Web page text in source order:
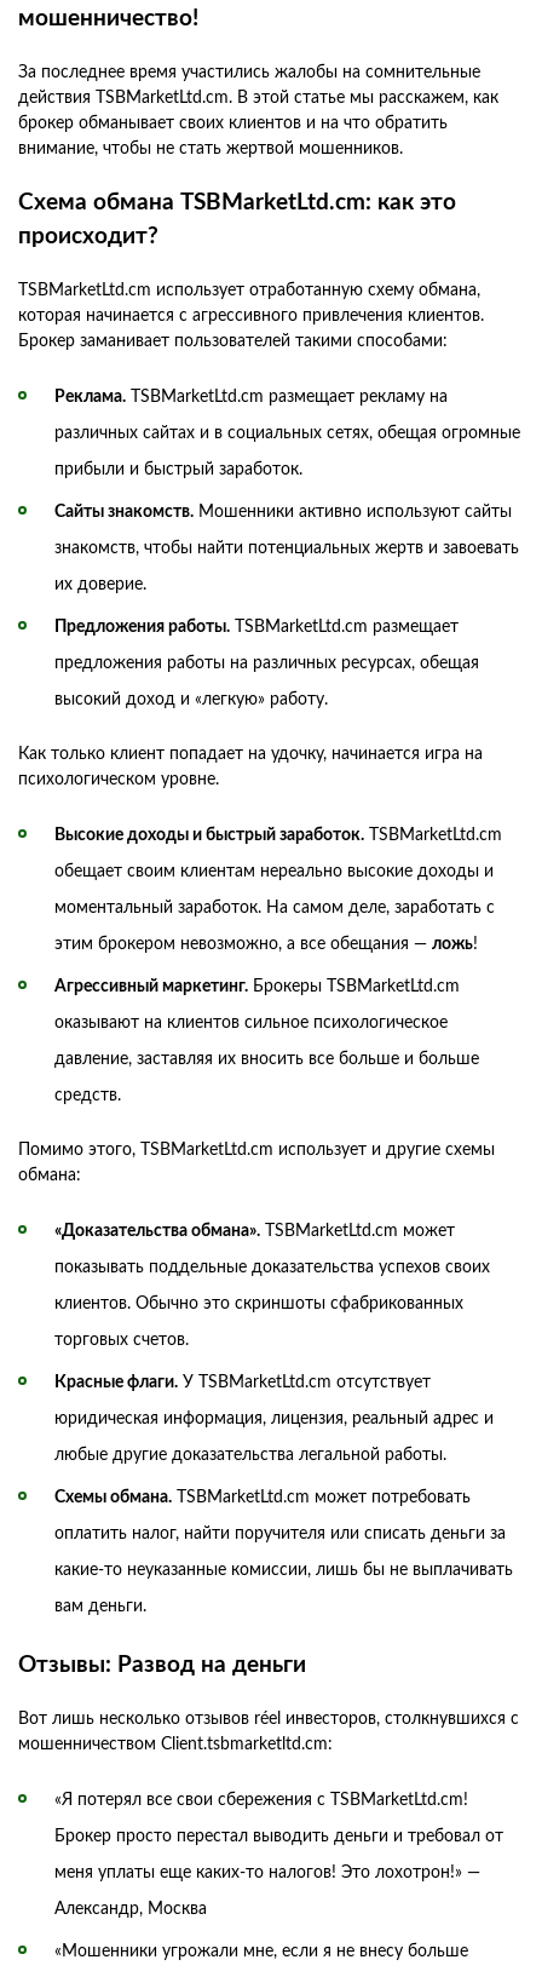
мошенничество!
За последнее время участились жалобы на сомнительные
действия TSBMarketLtd.cm. В этой статье мы расскажем, как
брокер обманывает своих клиентов и на что обратить
внимание, чтобы не стать жертвой мошенников.
Схема обмана TSBMarketLtd.cm: как это
происходит?
TSBMarketLtd.cm использует отработанную схему обмана,
которая начинается с агрессивного привлечения клиентов.
Брокер заманивает пользователей такими способами:
Реклама. TSBMarketLtd.cm размещает рекламу на
различных сайтах и в социальных сетях, обещая огромные
прибыли и быстрый заработок.
Сайты знакомств. Мошенники активно используют сайты
знакомств, чтобы найти потенциальных жертв и завоевать
их доверие.
Предложения работы. TSBMarketLtd.cm размещает
предложения работы на различных ресурсах, обещая
высокий доход и «легкую» работу.
Как только клиент попадает на удочку, начинается игра на
психологическом уровне.
Высокие доходы и быстрый заработок. TSBMarketLtd.cm
обещает своим клиентам нереально высокие доходы и
моментальный заработок. На самом деле, заработать с
этим брокером невозможно, а все обещания — ложь!
Агрессивный маркетинг. Брокеры TSBMarketLtd.cm
оказывают на клиентов сильное психологическое
давление, заставляя их вносить все больше и больше
средств.
Помимо этого, TSBMarketLtd.cm использует и другие схемы
обмана:
«Доказательства обмана». TSBMarketLtd.cm может
показывать поддельные доказательства успехов своих
клиентов. Обычно это скриншоты сфабрикованных
торговых счетов.
Красные флаги. У TSBMarketLtd.cm отсутствует
юридическая информация, лицензия, реальный адрес и
любые другие доказательства легальной работы.
Схемы обмана. TSBMarketLtd.cm может потребовать
оплатить налог, найти поручителя или списать деньги за
какие-то неуказанные комиссии, лишь бы не выплачивать
вам деньги.
Отзывы: Развод на деньги
Вот лишь несколько отзывов réel инвесторов, столкнувшихся с
мошенничеством Client.tsbmarketltd.cm:
«Я потерял все свои сбережения с TSBMarketLtd.cm!
Брокер просто перестал выводить деньги и требовал от
меня уплаты еще каких-то налогов! Это лохотрон!» —
Александр, Москва
«Мошенники угрожали мне, если я не внесу больше